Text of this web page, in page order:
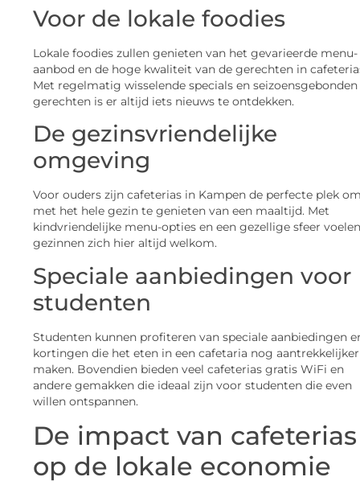
Voor de lokale foodies
Lokale foodies zullen genieten van het gevarieerde menu-
aanbod en de hoge kwaliteit van de gerechten in
Met regelmatig wisselende specials en seizoensgebonden
gerechten is er altijd iets nieuws te ontdekken.
De gezinsvriendelijke
omgeving
Voor ouders zijn cafeterias in Kampen de perfecte plek
met het hele gezin te genieten van een maaltijd. Met
kindvriendelijke menu-opties en een gezellige sfeer voelen
gezinnen zich hier altijd welkom.
Speciale aanbiedingen voor
studenten
Studenten kunnen profiteren van speciale aanbiedingen
kortingen die het eten in een cafetaria nog aantrekkelijker
maken. Bovendien bieden veel cafeterias gratis WiFi en
andere gemakken die ideaal zijn voor studenten die even
willen ontspannen.
De impact van cafeterias
op de lokale economie